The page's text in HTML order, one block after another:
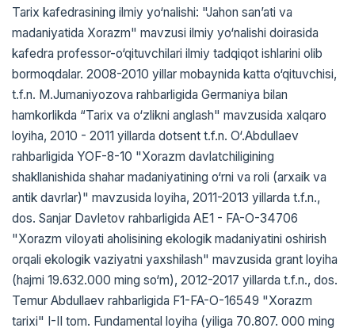
Tarix kafedrasining ilmiy yo‘nalishi: "Jahon san’ati va
madaniyatida Xorazm" mavzusi ilmiy yo‘nalishi doirasida
kafedra professor-o‘qituvchilari ilmiy tadqiqot ishlarini olib
bormoqdalar. 2008-2010 yillar mobaynida katta o‘qituvchisi,
t.f.n. M.Jumaniyozova rahbarligida Germaniya bilan
hamkorlikda “Tarix va o‘zlikni anglash" mavzusida xalqaro
loyiha, 2010 - 2011 yillarda dotsent t.f.n. O‘.Abdullaev
rahbarligida YOF-8-10 "Xorazm davlatchiligining
shakllanishida shahar madaniyatining o‘rni va roli (arxaik va
antik davrlar)" mavzusida loyiha, 2011-2013 yillarda t.f.n.,
dos. Sanjar Davletov rahbarligida AE1 - FA-O-34706
"Xorazm viloyati aholisining ekologik madaniyatini oshirish
orqali ekologik vaziyatni yaxshilash" mavzusida grant loyiha
(hajmi 19.632.000 ming so‘m), 2012-2017 yillarda t.f.n., dos.
Temur Abdullaev rahbarligida F1-FA-O-16549 "Xorazm
tarixi" I-II tom. Fundamental loyiha (yiliga 70.807. 000 ming